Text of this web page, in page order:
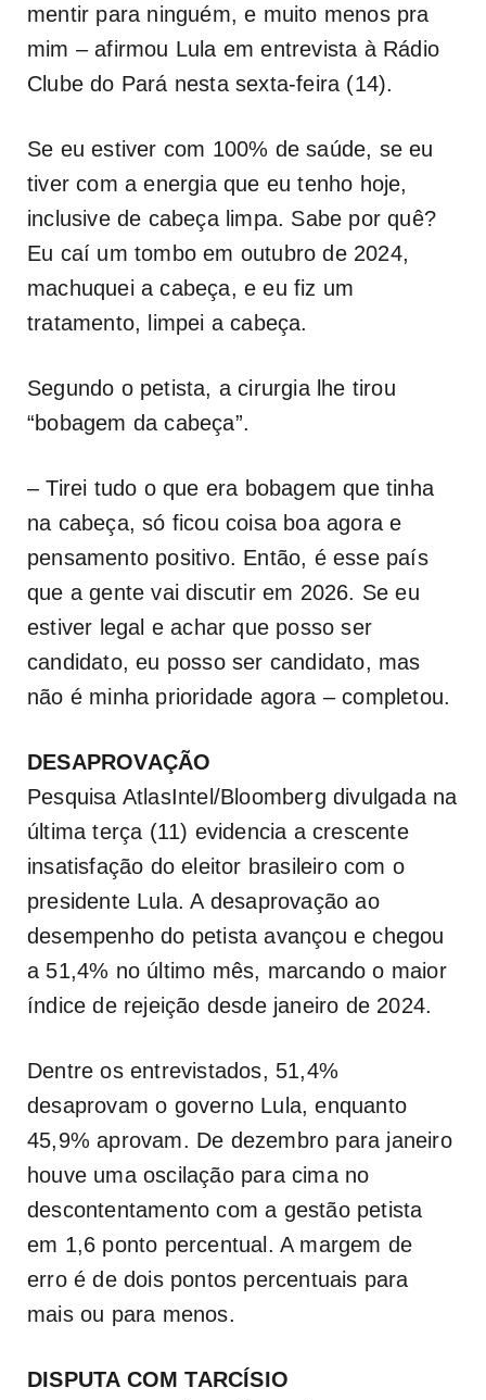
mentir para ninguém, e muito menos pra
mim – afirmou Lula em entrevista à Rádio
Clube do Pará nesta sexta-feira (14).
Se eu estiver com 100% de saúde, se eu
tiver com a energia que eu tenho hoje,
inclusive de cabeça limpa. Sabe por quê?
Eu caí um tombo em outubro de 2024,
machuquei a cabeça, e eu fiz um
tratamento, limpei a cabeça.
Segundo o petista, a cirurgia lhe tirou
“bobagem da cabeça”.
– Tirei tudo o que era bobagem que tinha
na cabeça, só ficou coisa boa agora e
pensamento positivo. Então, é esse país
que a gente vai discutir em 2026. Se eu
estiver legal e achar que posso ser
candidato, eu posso ser candidato, mas
não é minha prioridade agora – completou.
DESAPROVAÇÃO
Pesquisa AtlasIntel/Bloomberg divulgada na
última terça (11) evidencia a crescente
insatisfação do eleitor brasileiro com o
presidente Lula. A desaprovação ao
desempenho do petista avançou e chegou
a 51,4% no último mês, marcando o maior
índice de rejeição desde janeiro de 2024.
Dentre os entrevistados, 51,4%
desaprovam o governo Lula, enquanto
45,9% aprovam. De dezembro para janeiro
houve uma oscilação para cima no
descontentamento com a gestão petista
em 1,6 ponto percentual. A margem de
erro é de dois pontos percentuais para
mais ou para menos.
DISPUTA COM TARCÍSIO